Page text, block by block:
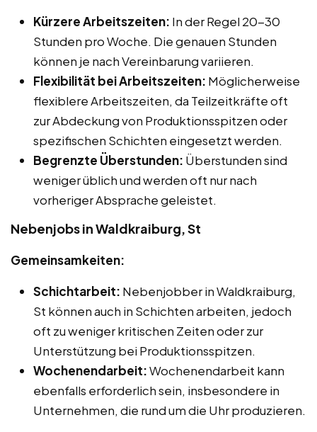
Kürzere Arbeitszeiten: In der Regel 20-30
Stunden pro Woche. Die genauen Stunden
können je nach Vereinbarung variieren.
Flexibilität bei Arbeitszeiten: Möglicherweise
flexiblere Arbeitszeiten, da Teilzeitkräfte oft
zur Abdeckung von Produktionsspitzen oder
spezifischen Schichten eingesetzt werden.
Begrenzte Überstunden: Überstunden sind
weniger üblich und werden oft nur nach
vorheriger Absprache geleistet.
Nebenjobs in Waldkraiburg, St
Gemeinsamkeiten:
Schichtarbeit: Nebenjobber in Waldkraiburg,
St können auch in Schichten arbeiten, jedoch
oft zu weniger kritischen Zeiten oder zur
Unterstützung bei Produktionsspitzen.
Wochenendarbeit:Wochenendarbeit kann
ebenfalls erforderlich sein, insbesondere in
Unternehmen, die rund um die Uhr produzieren.